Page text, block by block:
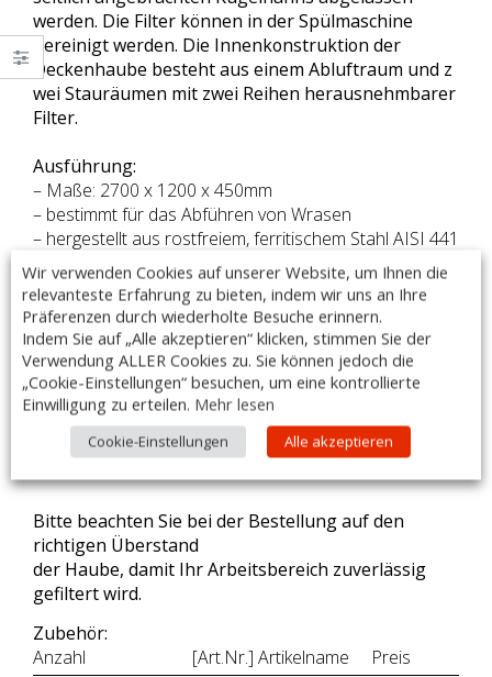
werden. Die Filter können in der Spülmaschine
gereinigt werden. Die Innenkonstruktion der
Deckenhaube besteht aus einem Abluftraum und z
wei Stauräumen mit zwei Reihen herausnehmbarer
Filter.
Ausführung:
– Maße: 2700 x 1200 x 450mm
– bestimmt für das Abführen von Wrasen
– hergestellt aus rostfreiem, ferritischem Stahl AISI 441
– verschweißte Ecken des Haubenkörpers
– gefalzte Ränder und entgratete Schnittkanten
– umlaufende Fett-/Kondensatsammelrinne mit
Ablassventil
– inklusive LED-Beleuchtung (230 V), IP68
– herausnehmbare Filter Typ B (Standard)
– Filtermaße: 2x 500x500mm + 4x 400x500mm
– Lieferung ohne Filter möglich
Bitte beachten Sie bei der Bestellung auf den
richtigen Überstand
der Haube, damit Ihr Arbeitsbereich zuverlässig
gefiltert wird.
Zubehör:
Anzahl
[Art.Nr.] Artikelname
Preis
Wir verwenden Cookies auf unserer Website, um Ihnen die
relevanteste Erfahrung zu bieten, indem wir uns an Ihre
Präferenzen durch wiederholte Besuche erinnern.
Indem Sie auf „Alle akzeptieren“ klicken, stimmen Sie der
Verwendung ALLER Cookies zu. Sie können jedoch die
„Cookie-Einstellungen“ besuchen, um eine kontrollierte
Einwilligung zu erteilen. Mehr lesen
Cookie-Einstellungen Alle akzeptieren